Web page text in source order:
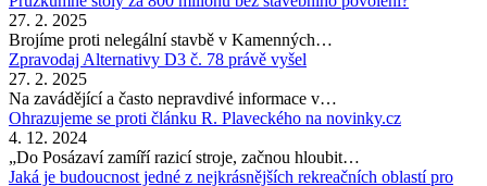
27. 2. 2025
Brojíme proti nelegální stavbě v Kamenných…
Zpravodaj Alternativy D3 č. 78 právě vyšel
27. 2. 2025
Na zavádějící a často nepravdivé informace v…
Ohrazujeme se proti článku R. Plaveckého na novinky.cz
4. 12. 2024
„Do Posázaví zamíří razicí stroje, začnou hloubit…
Jaká je budoucnost jedné z nejkrásnějších rekreačních oblastí pro